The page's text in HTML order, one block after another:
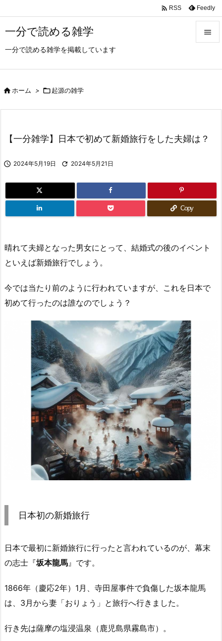
一分で読める雑学
一分で読める雑学を掲載しています

次へ
 RSS Feedly
ホーム > 起源の雑学
【一分雑学】日本で初めて新婚旅行をした夫婦は？
 2024年5月19日  2024年5月21日
Copy
晴れて夫婦となった男女にとって、結婚式の後のイベント
といえば新婚旅行でしょう。
今では当たり前のように行われていますが、これを日本で
初めて行ったのは誰なのでしょう？
日本初の新婚旅行
日本で最初に新婚旅行に行ったと言われているのが、幕末
の志士『坂本龍馬』です。
1866年（慶応2年）1月、寺田屋事件で負傷した坂本龍馬
は、3月から妻「おりょう」と旅行へ行きました。
行き先は薩摩の塩浸温泉（鹿児島県霧島市）。